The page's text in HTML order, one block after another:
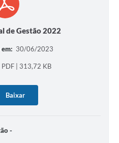
de Gestão 2022
30/06/2023
PDF | 313,72 KB
Baixar
-